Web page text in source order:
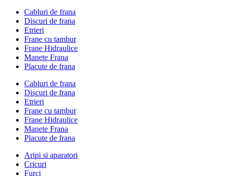
Cabluri de frana
Discuri de frana
Etrieri
Frane cu tambur
Frane Hidraulice
Manete Frana
Placute de frana
Cabluri de frana
Discuri de frana
Etrieri
Frane cu tambur
Frane Hidraulice
Manete Frana
Placute de frana
Aripi si aparatori
Cricuri
Furci